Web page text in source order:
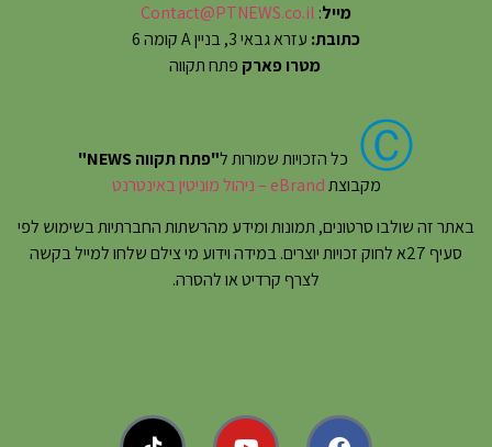
מייל:
Contact@PTNEWS.co.il
כתובת: עזרא גבאי 3, בניין A קומה 6
מטרו פארק פתח תקווה
Ⓒ כל הזכויות שמורות ל"פתח תקווה NEWS"
מקבוצתeBrand – ניהול מוניטין באינטרנט
באתר זה שולבו סרטונים, תמונות ומידע מהרשתות החברתיות בשימוש לפי
סעיף 27א לחוק זכויות יוצרים. במידה וידוע מי צילם שלחו למייל בקשה
לצרף קרדיט או להסרה.